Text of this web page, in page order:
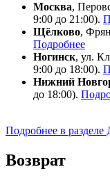
Москва,
9:00 до 21:00).
Щёлково,
Подробнее
Ногинск, ул.
9:00 до 18:00).
Нижний
до 18:00).
Подробнее в разделе
Возврат